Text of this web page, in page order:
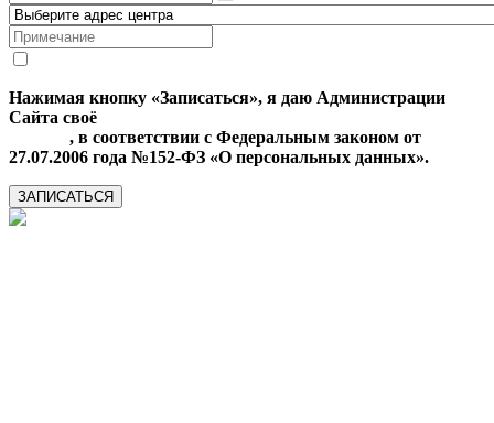
Нажимая кнопку «Записаться», я даю Администрации
Сайта своё
, в соответствии с Федеральным законом от
27.07.2006 года №152-ФЗ «О персональных данных».
ЗАПИСАТЬСЯ